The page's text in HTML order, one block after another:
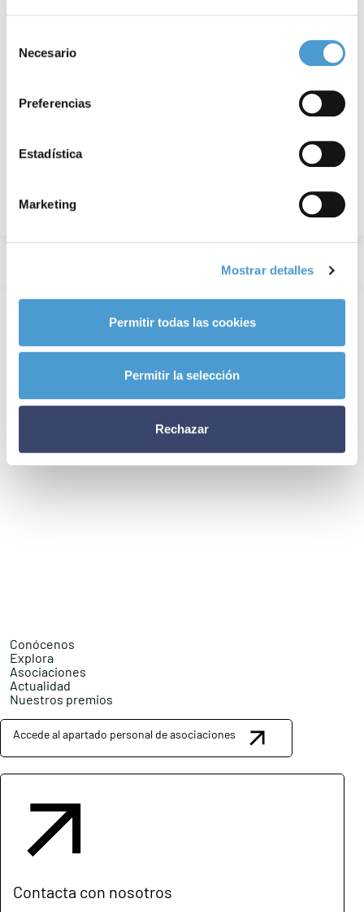
de cookies
Necesario
Preferencias
Estadística
Marketing
Mostrar detalles
Permitir todas las cookies
Permitir la selección
Rechazar
10 NOVIEMBRE, 2022 DE INTERÉS
Conócenos
Explora
Asociaciones
Actualidad
Nuestros premios
Accede al apartado personal de asociaciones
Contacta con nosotros